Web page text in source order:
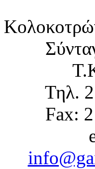
Τηλ.
Fax: